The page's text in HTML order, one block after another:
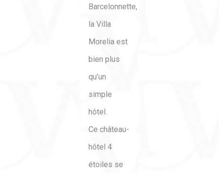
Barcelonnette,
la Villa
Morelia est
bien plus
qu’un
simple
hôtel.
Ce château-
hôtel 4
étoiles se